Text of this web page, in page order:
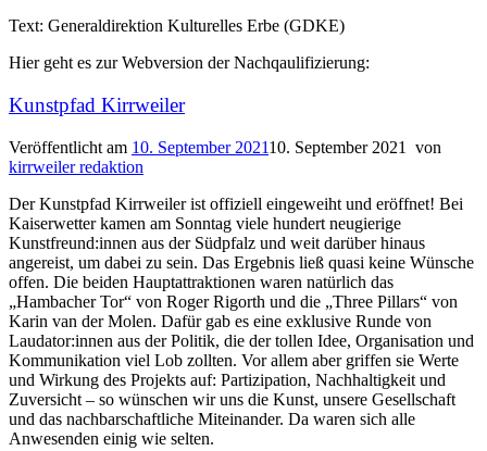
Text: Generaldirektion Kulturelles Erbe (GDKE)
Hier geht es zur Webversion der Nachqaulifizierung:
Kunstpfad Kirrweiler
Veröffentlicht am 10. September 202110. September 2021
von
kirrweiler redaktion
Der Kunstpfad Kirrweiler ist offiziell eingeweiht und eröffnet! Bei
Kaiserwetter kamen am Sonntag viele hundert neugierige
Kunstfreund:innen aus der Südpfalz und weit darüber hinaus
angereist, um dabei zu sein. Das Ergebnis ließ quasi keine Wünsche
offen. Die beiden Hauptattraktionen waren natürlich das
„Hambacher Tor“ von Roger Rigorth und die „Three Pillars“ von
Karin van der Molen. Dafür gab es eine exklusive Runde von
Laudator:innen aus der Politik, die der tollen Idee, Organisation und
Kommunikation viel Lob zollten. Vor allem aber griffen sie Werte
und Wirkung des Projekts auf: Partizipation, Nachhaltigkeit und
Zuversicht – so wünschen wir uns die Kunst, unsere Gesellschaft
und das nachbarschaftliche Miteinander. Da waren sich alle
Anwesenden einig wie selten.